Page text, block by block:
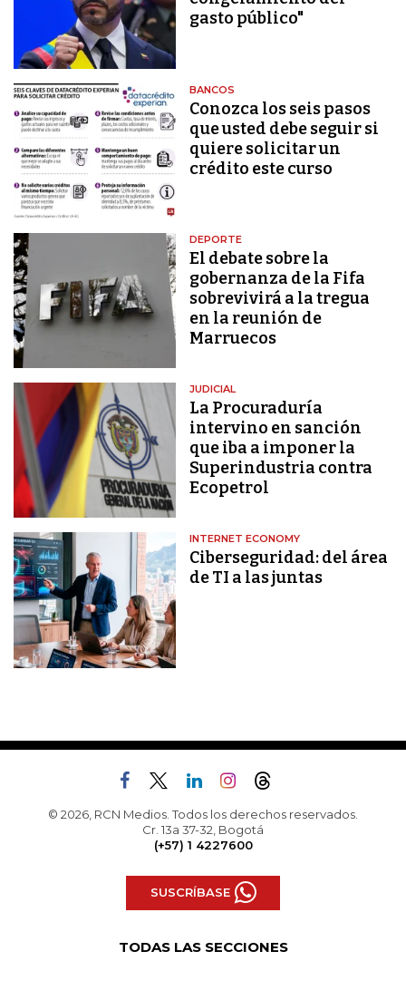
gasto público"
BANCOS
Conozca los seis pasos
que usted debe seguir si
quiere solicitar un
crédito este curso
DEPORTE
El debate sobre la
gobernanza de la Fifa
sobrevivirá a la tregua
en la reunión de
Marruecos
JUDICIAL
La Procuraduría
intervino en sanción
que iba a imponer la
Superindustria contra
Ecopetrol
INTERNET ECONOMY
Ciberseguridad: del área
de TI a las juntas
© 2026, RCN Medios. Todos los derechos reservados.
Cr. 13a 37-32, Bogotá
(+57) 1 4227600
SUSCRÍBASE
TODAS LAS SECCIONES